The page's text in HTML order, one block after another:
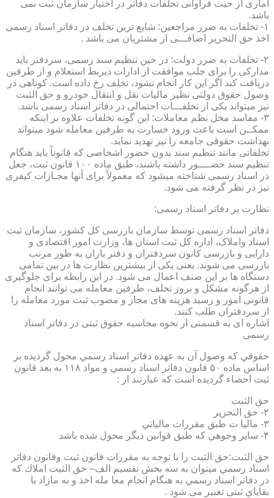
آماری از حیث فراوانی تخلفات دفاتر در اختیار سازمان ثبت نمی
باشد.
۱- تخلفات به ضرر مراجعین: شایع ترین تخلف در دفاتر اسناد رسمی
اخذ حق التحریر اضافـــی از مشتریان می باشد .
۲- تخلفات به ضرر دولت: در حین تنظیم سند رسمی، سردفتر باید
مدارکی را برای جلب موافقت از ادارات ذیربط استعلام و از طرفین
دریافت کند اگر این کار انجام نشود، تخلف رخ داده است. کوتاهی در
وصول حقوق دولتی نظیر مالیات نقل و انتقال خودرو و حق الثبت
نیز میتواند یکی از تخلفـــات احتمالی در دفاتر اسناد رسمی باشد.
۳- مفاسد مخل نظم معاملات: این گونه تخلفات علاوه بر اینکه
ممکــن است باعث ورود خسارت به طرفین معامله شود میتواند
بهداشت حقوقی جامعه را نیز تهدید نماید.
تخلفاتی مانند تنظیم سند بدون حضور اشخاصی که قانوناً باید هنگام
تنظیم سند حضــــور داشته باشند، طبق ماده ۱۰۰ قانون ثبت، جعل
در اسناد رسمی شناخته میشود که معمولاً برای آنها مجـازات کیفری
نیز در نظر گرفته می شود.
نظارت بر دفاتر اسناد رسمی:
دفاتر اسناد رسمی توسط سازمان بازرسی کل کشور، سازمان ثبت
اسناد واملاک، اداره کل ثبت استان ها، وزارت امور اقتصادی و
دارایی و بازرسی کانون سردفتران و دفتر یاران به طور مرتب
بازرسی می شوند. یعنی یکی از بیشترین نظارت ها در بین تمامی
دستگاه ها بر این صنف اعمال می شود. در این رابطه برای جلوگیری
از هرگونه مشکل و بروز تخلف، طرفین معامله می توانند انجام
قانونی امور و رسید هزینه های مجاز و مصوب ثبت مورد معامله را
از سردفتران طلب کنند.
اشاره ای به قسمتی از نحوه محاسبه حقوق ثبتی در دفاتر اسناد
رسمی
حقوقي كه وصول آن به عهده دفاتر اسناد رسمي محول گرديده بر
اساس ماده ۵۰ قانون دفاتر اسناد رسمي و مواد ۱۱۸ به بعد قانون
ثبت احصاء گرديده است كه عبارتند از :
حق الثبت
۲- حق التحرير
۳- ماليا ت طبق مقررات مالياتي
۴- ساير وجوهي كه طبق قوانين ديگر محول شده باشد
حق الثبت:حق الثبت را با توجه به مقررات قانون ثبت وقانون دفاتر
اسناد رسمي ميتوان به سه بخش تقسيم الف– حق الثبت املاك كه
در دفاتر اسناد رسمي به هنگام انجام معا مله اخذ و به مازاد يا
بقاياي ثبتی تعبیر می شود .